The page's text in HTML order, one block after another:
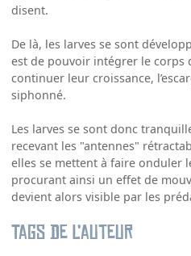
disent.
De là, les larves se sont
est de pouvoir intégrer le corps
continuer leur croissance,
siphonné.
Les larves se sont donc
recevant les "antennes"
elles se mettent à faire onduler
procurant ainsi un effet de
devient alors visible par les
Tags de l’auteur